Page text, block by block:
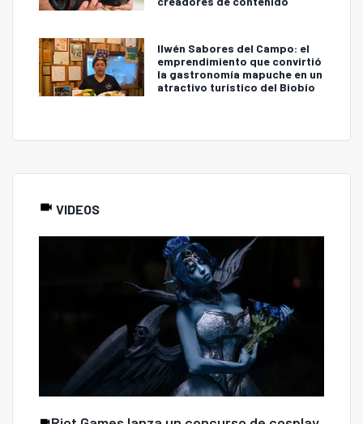
Ilwén Sabores del Campo: el
emprendimiento que convirtió
la gastronomía mapuche en un
atractivo turístico del Biobío
VIDEOS